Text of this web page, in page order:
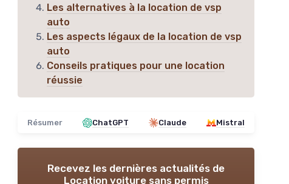
Les alternatives à la location de vsp
auto
Les aspects légaux de la location de vsp
auto
Conseils pratiques pour une location
réussie
Résumer ChatGPT Claude Mistral
Recevez les dernières actualités de
Location voiture sans permis